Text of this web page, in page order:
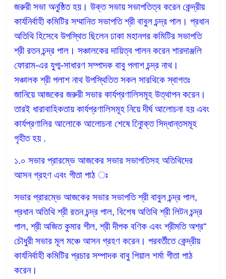
জরুরী সভা অনুষ্ঠিত হয়। উক্ত সভায় সভাপতিত্ব করেন কেন্দ্রীয়
কার্যনির্বাহী কমিটির সম্মানিত সভাপতি শ্রী বাবুল চন্দ্র পাল। প্রধান
অতিথি হিসেবে উপস্থিত ছিলেন ঢাকা মহানগর কমিটির সভাপতি
শ্রী রতন চন্দ্র পাল। সঞ্চালকের দায়িত্ব পালন করেন শারদাঞ্জলি
ফোরাম-এর যুগ্ম-সাধারণ সম্পাদক বাবু পলাশ চন্দ্র নাথ।
সঞ্চালক শ্রী পলাশ নাথ উপস্থিতিত সকল সারথিকে স্বাগতঃ
জানিয়ে আজকের জরুরী সভার কার্যপ্রণালিসমূহ উত্থাপন করেন।
তারই ধারাবাহিকতায় কার্যপ্রণালিসমূহ নিয়ে দীর্ঘ আলোচনা হয় এবং
কার্যপ্রণালির আলোকে আলোচনা শেষে নিুোক্ত সিদ্ধান্তসমূহ
গৃহীত হয় .
১.০ সভার প্রারম্ভে আজকের সভার সভাপতিসহ অতিথিদের
আসন গ্রহণ এবং গীতা পাঠ ঃ
সভার প্রারম্ভে আজকের সভার সভাপতি শ্রী বাবুল চন্দ্র পাল,
প্রধান অতিথি শ্রী রতন চন্দ্র পাল, বিশেষ অতিথি শ্রী লিটন চন্দ্র
পাল, শ্রী অজিত কুমার শীল, শ্রী দীপক বণিক এবং শ্রীমতি অশ্র“
চৌধুরী সভার মূল মঞ্চে আসন গ্রহণ করেন। পরবর্তীতে কেন্দ্রীয়
কার্যনির্বাহী কমিটির প্রচার সম্পাদক বাবু পিয়াল শর্মা গীতা পাঠ
করেন।